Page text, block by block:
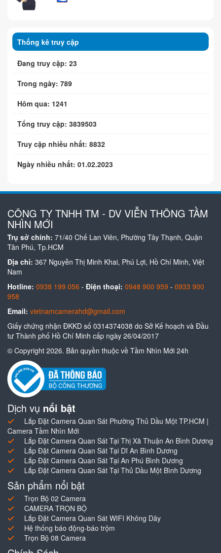
Thống kê truy cập
Đang truy cập: 23
Trong ngày: 789
Hôm qua: 1241
Tổng truy cập: 3839503
Truy cập nhiều nhất: 8832
Ngày nhiều nhất: 01.02.2023
CÔNG TY TNHH TM - DV VIỄN THÔNG TẦM
NHÌN MỚI
Trụ sở chính: 71/40 Chế Lan Viên, Phường Tây Thạnh, Quận
Tân Phú, Tp.HCM
Địa chỉ: 367 Nguyễn Thị Minh Khai, Phú Lợi, Hồ Chí Minh, Việt
Nam
Hotline: 0938 199 056 - Điện thoại: 0948 900 959 - 0933 900
958
Email: vietnamcamerahd@gmail.com
Giấy chứng nhận ĐKKD số 0314374038 do Sở Kế hoạch và Đầu
tư Thành phố Hồ Chí Minh cấp ngày 26/04/2017
© Copyright 2026. Bản quyền thuộc về Tầm Nhìn Mới 24h
Dịch vụ nổi bật
Lắp Đặt Camera Quan Sát Phường Thủ Dầu Một TP.HCM |
Camera Tầm Nhìn Mới
Lắp Đặt Camera Quan Sát Tại Thị Xã Thuận An Bình Dương
Lắp Đặt Camera Quan Sát Tại Dĩ An Bình Dương
Lắp Đặt Camera Quan Sát Tại An Phú Bình Dương
Lắp Đặt Camera Quan Sát Tại Thủ Dầu Một Bình Dương
Sản phẩm nổi bật
Trọn Bộ 02 Camera
CAMERA TRỌN BỘ
Lắp Đặt Camera Quan Sát WIFI Không Dây
Hệ thống báo động-báo trộm
Trọn Bộ 08 Camera